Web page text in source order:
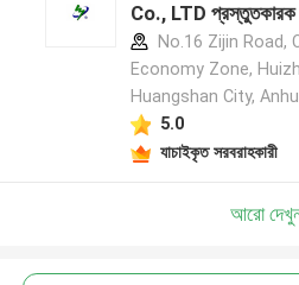
Co., LTD প্রস্তুতকারক
No.16 Zijin Road,
Economy Zone,
Huangshan City,
5.0
যাচাইকৃত সরবরাহকারী
আরো